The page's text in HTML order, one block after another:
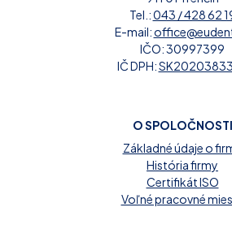
Tel.:043 / 428 62
E-mail:
IČO: 30997399
IČ DPH:
O SPOLOČNOSTI
Základné údaje o
História firmy
Certifikát ISO
Voľné pracovné